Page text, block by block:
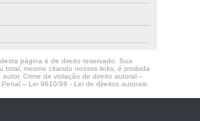
página é de direito reservado. Sua
total, mesmo citando nossos links, é proibida
Crime de violação de direito autoral –
Penal – Lei 9610/98 - Lei de direitos autorais.